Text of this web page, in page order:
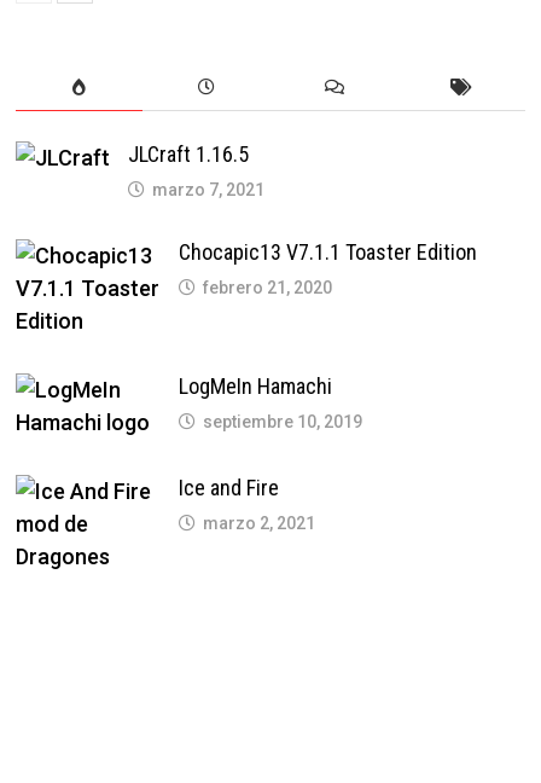
JLCraft 1.16.5
marzo 7, 2021
Chocapic13 V7.1.1 Toaster Edition
febrero 21, 2020
LogMeIn Hamachi
septiembre 10, 2019
Ice and Fire
marzo 2, 2021